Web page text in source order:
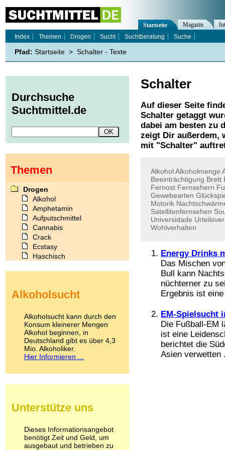
Schalter
Auf dieser Seite
Schalter getaggt
dabei am besten zu
zeigt Dir außerdem,
mit "Schalter"
AlkoholAlkoholmenge
Beeinträchtigung Brett
Fernost Fernsehern
Gewebearten
Motorik
Satellitenfernsehen
Universidade
Wohlverhalten
Energy Drinks
Das Mischen
Bull kann
nüchterner zu
Ergebnis ist
EM-Spielsucht
Die Fußball-EM
ist eine
berichtet die
Asien verwetten
Startseite Magazin
Index
Themen Drogen Sucht Suchtberatung Suche
Pfad: Startseite > Schalter - Texte
Durchsuche
Suchtmittel.de
Themen
Drogen
Alkohol
Amphetamin
Aufputschmittel
Cannabis
Crack
Ecstasy
Haschisch
Kokain
LSD
Marihuana
Medikamente
Meskalin
Metamphetamin
Methadon
Pilze
Psychopharmaka
Schlafmittel
Schmerzmittel
Alkoholsucht
Alkoholsucht kann durch den
Konsum kleinerer Mengen
Alkohol beginnen, in
Deutschland gibt es über 4,3
Mio. Alkoholiker.
Hier Informieren ...
Unterstütze uns
Dieses Informationsangebot
benötigt Zeit und Geld, um
ausgebaut und betrieben zu